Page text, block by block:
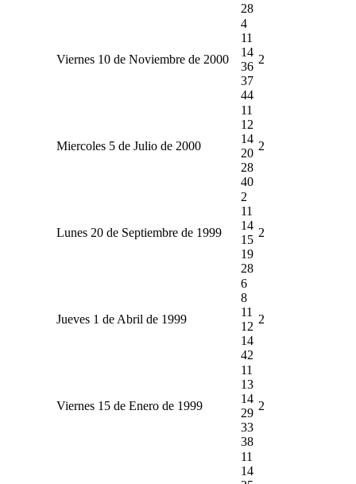
28
Viernes 10 de Noviembre de 2000
4
11
14
36
37
44
2
Miercoles 5 de Julio de 2000
11
12
14
20
28
40
2
Lunes 20 de Septiembre de 1999
2
11
14
15
19
28
2
Jueves 1 de Abril de 1999
6
8
11
12
14
42
2
Viernes 15 de Enero de 1999
11
13
14
29
33
38
2
11
14